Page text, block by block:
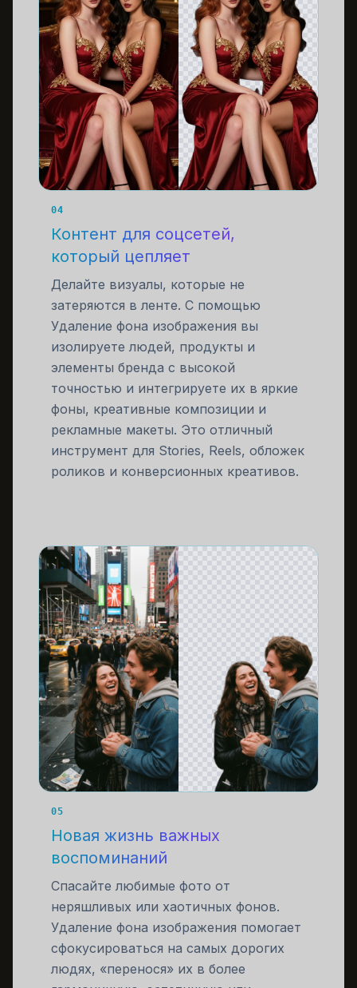
04
Контент для соцсетей,
который цепляет
Делайте визуалы, которые не
затеряются в ленте. С помощью
Удаление фона изображения вы
изолируете людей, продукты и
элементы бренда с высокой
точностью и интегрируете их в яркие
фоны, креативные композиции и
рекламные макеты. Это отличный
инструмент для Stories, Reels, обложек
роликов и конверсионных креативов.
05
Новая жизнь важных
воспоминаний
Спасайте любимые фото от
неряшливых или хаотичных фонов.
Удаление фона изображения помогает
сфокусироваться на самых дорогих
людях, «перенося» их в более